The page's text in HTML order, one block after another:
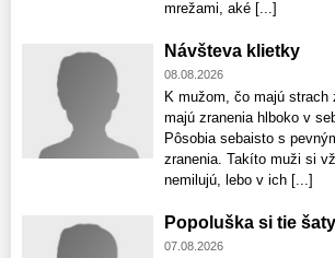
mrežami, aké [...]
Návšteva klietky
08.08.2026
K mužom, čo majú
majú zranenia hlboko v
Pôsobia sebaisto s
zranenia. Takíto muži si
nemilujú, lebo v ich [...]
Popoluška si tie
07.08.2026